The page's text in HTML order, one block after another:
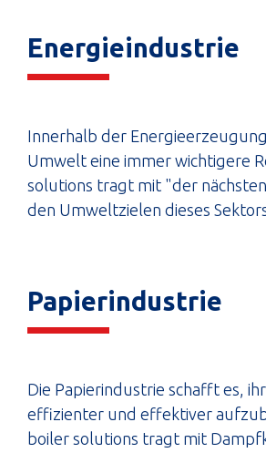
Energieindustrie
Innerhalb der
Umwelt eine immer wichtigere
solutions tragt mit "der
den Umweltzielen dieses
Papierindustrie
Die Papierindustrie schafft es,
effizienter und effektiver
boiler solutions tragt mit